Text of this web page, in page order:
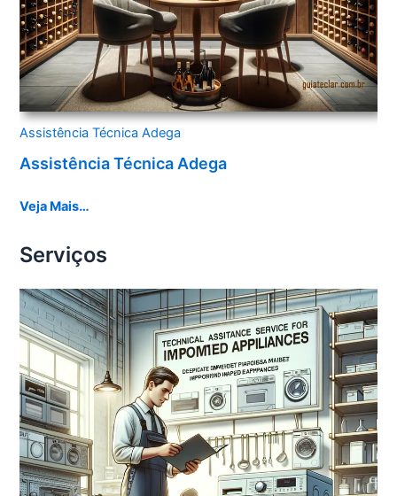
Assistência Técnica Adega
Assistência Técnica Adega
Veja Mais…
Serviços